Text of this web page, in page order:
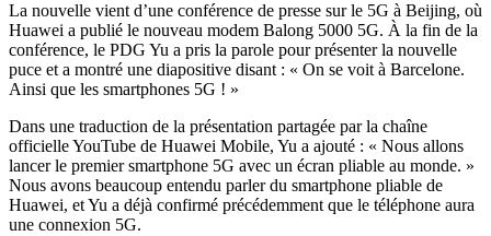
La nouvelle vient d’une conférence de presse sur le 5G à Beijing, où
Huawei a publié le nouveau modem Balong 5000 5G. À la fin de la
conférence, le PDG Yu a pris la parole pour présenter la nouvelle
puce et a montré une diapositive disant : « On se voit à Barcelone.
Ainsi que les smartphones 5G ! »
Dans une traduction de la présentation partagée par la chaîne
officielle YouTube de Huawei Mobile, Yu a ajouté : « Nous allons
lancer le premier smartphone 5G avec un écran pliable au monde. »
Nous avons beaucoup entendu parler du smartphone pliable de
Huawei, et Yu a déjà confirmé précédemment que le téléphone aura
une connexion 5G.